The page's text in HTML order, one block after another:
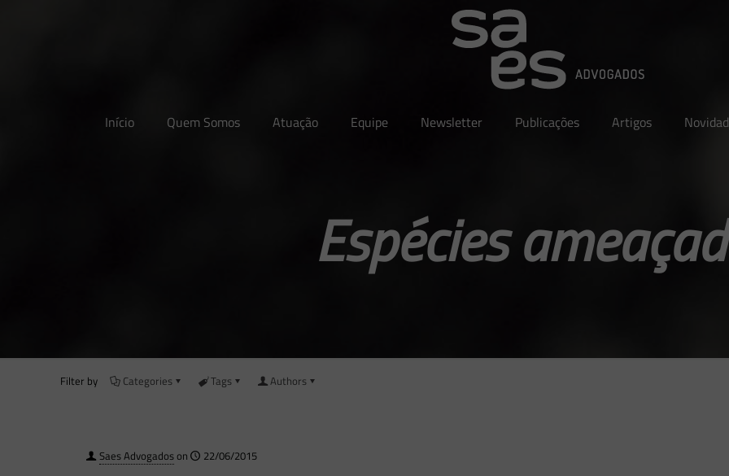
Início Quem Somos Atuação Equipe Newsletter Publicações Artigos
Espécies
Filter by Categories Tags Authors
Saes Advogadoson 22/06/2015